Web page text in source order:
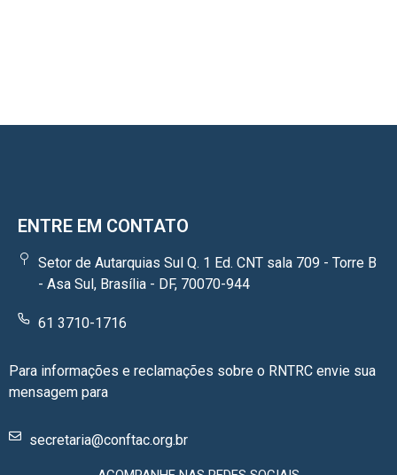
ENTRE EM CONTATO
Setor de Autarquias Sul Q. 1 Ed. CNT sala 709 - Torre B
- Asa Sul, Brasília - DF, 70070-944
61 3710-1716
Para informações e reclamações sobre o RNTRC envie sua
mensagem para
secretaria@conftac.org.br